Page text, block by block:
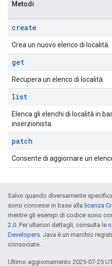
Metodi
create
Crea un nuovo elenco di località.
get
Recupera un elenco di località.
list
Elenca gli elenchi di località in
inserzionista.
patch
Consente di aggiornare un
Salvo quando diversamente
sono concessi in base alla licenza
mentre gli esempi di codice sono
2.0. Per ulteriori dettagli, consulta le
Developers. Java è un marchio
consociate.
Ultimo aggiornamento 2025-07-25